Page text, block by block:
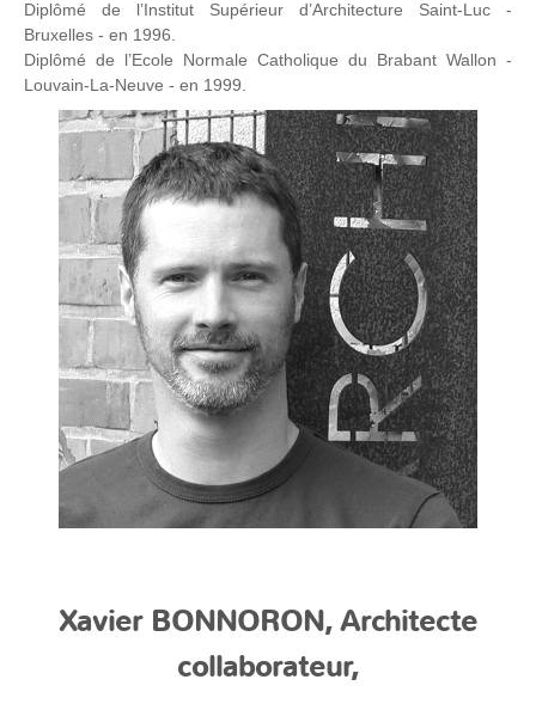
Diplômé de l’Institut Supérieur d’Architecture Saint-Luc -
Bruxelles - en 1996.
Diplômé de l’Ecole Normale Catholique du Brabant Wallon -
Louvain-La-Neuve - en 1999.
Xavier BONNORON, Architecte
collaborateur,